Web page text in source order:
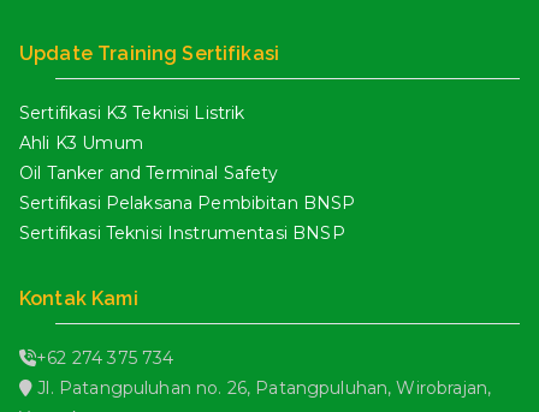
Update Training Sertifikasi
Sertifikasi K3 Teknisi Listrik
Ahli K3 Umum
Oil Tanker and Terminal Safety
Sertifikasi Pelaksana Pembibitan BNSP
Sertifikasi Teknisi Instrumentasi BNSP
Kontak Kami
+62 274 375 734
Jl. Patangpuluhan no. 26, Patangpuluhan, Wirobrajan,